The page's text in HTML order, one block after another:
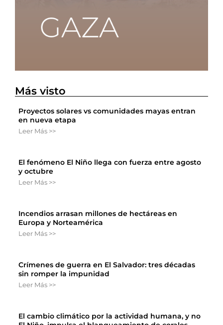
Más visto
Proyectos solares vs comunidades mayas entran
en nueva etapa
Leer Más >>
El fenómeno El Niño llega con fuerza entre agosto
y octubre
Leer Más >>
Incendios arrasan millones de hectáreas en
Europa y Norteamérica
Leer Más >>
Crímenes de guerra en El Salvador: tres décadas
sin romper la impunidad
Leer Más >>
El cambio climático por la actividad humana, y no